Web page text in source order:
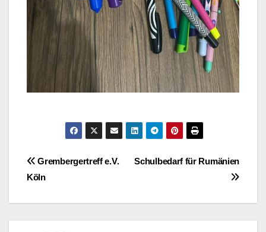
Beitragsnavigation
Schulbedarf für Rumänien
Grembergertreff e.V.
Köln